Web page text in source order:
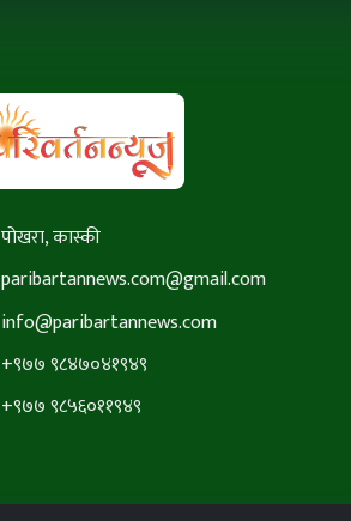
पोखरा, कास्की
paribartannews.com@gmail.com
info@paribartannews.com
+९७७ ९८४७०४१९४९
+९७७ ९८५६०११९४९